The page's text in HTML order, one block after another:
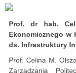
Prof. dr hab.
Ekonomicznego w
ds. Infrastruktury
Prof. Celina M.
Zarządzania